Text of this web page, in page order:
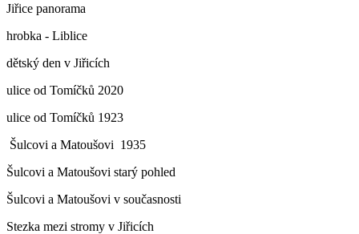
Jiřice panorama
hrobka - Liblice
dětský den v Jiřicích
ulice od Tomíčků 2020
ulice od Tomíčků 1923
Šulcovi a Matoušovi 1935
Šulcovi a Matoušovi starý pohled
Šulcovi a Matoušovi v současnosti
Stezka mezi stromy v Jiřicích